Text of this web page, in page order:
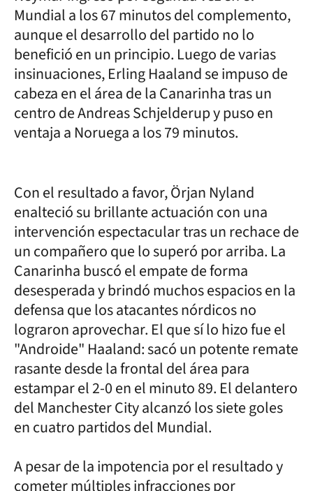
Mundial a los 67 minutos del complemento,
aunque el desarrollo del partido no lo
benefició en un principio. Luego de varias
insinuaciones, Erling Haaland se impuso de
cabeza en el área de la Canarinha tras un
centro de Andreas Schjelderup y puso en
ventaja a Noruega a los 79 minutos.
Con el resultado a favor, Örjan Nyland
enalteció su brillante actuación con una
intervención espectacular tras un rechace de
un compañero que lo superó por arriba. La
Canarinha buscó el empate de forma
desesperada y brindó muchos espacios en la
defensa que los atacantes nórdicos no
lograron aprovechar. El que sí lo hizo fue el
"Androide" Haaland: sacó un potente remate
rasante desde la frontal del área para
estampar el 2-0 en el minuto 89. El delantero
del Manchester City alcanzó los siete goles
en cuatro partidos del Mundial.
A pesar de la impotencia por el resultado y
cometer múltiples infracciones por